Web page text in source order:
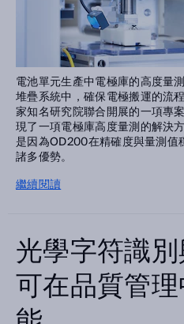
電池單元生產中電極庫的高度
堆疊系統中，確保電極搬運的流
家知名研究院聯合開展的一項專
現了一項電極庫高度量測的解決
是因為OD200在精確度與量測
諸多優勢。
繼續閱讀
光學字符識
可在品質管